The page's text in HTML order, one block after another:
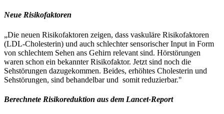
Neue Risikofaktoren
„Die neuen Risikofaktoren zeigen, dass vaskuläre Risikofaktoren
(LDL-Cholesterin) und auch schlechter sensorischer Input in Form
von schlechtem Sehen ans Gehirn relevant sind. Hörstörungen
waren schon ein bekannter Risikofaktor. Jetzt sind noch die
Sehstörungen dazugekommen. Beides, erhöhtes Cholesterin und
Sehstörungen, sind behandelbar und somit reduzierbar."
Berechnete Risikoreduktion aus dem Lancet-Report